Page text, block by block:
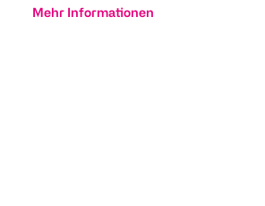
Mehr Informationen